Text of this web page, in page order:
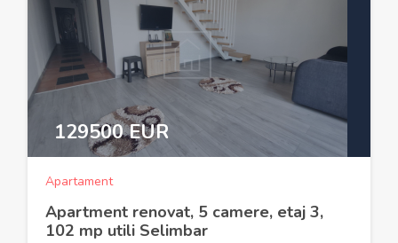
129500 EUR
Apartament
Apartment renovat, 5 camere, etaj 3,
102 mp utili Selimbar